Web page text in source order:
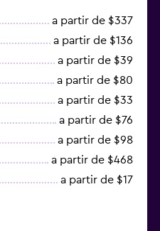
a partir de $337
a partir de $136
a partir de $39
a partir de $80
a partir de $33
a partir de $76
a partir de $98
a partir de $468
a partir de $17